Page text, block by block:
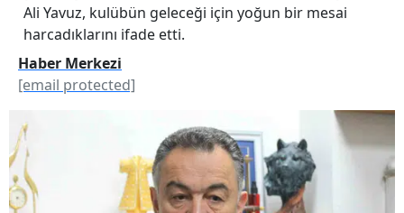
Ali Yavuz, kulübün geleceği için yoğun bir mesai
harcadıklarını ifade etti.
Haber Merkezi
[email protected]